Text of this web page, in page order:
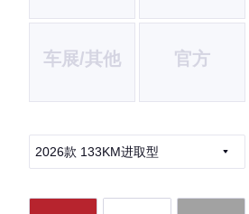
车展/其他 官方
2026款 133KM进取型